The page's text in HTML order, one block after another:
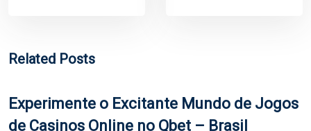
Related Posts
Experimente o Excitante Mundo de Jogos
de Casinos Online no Qbet – Brasil